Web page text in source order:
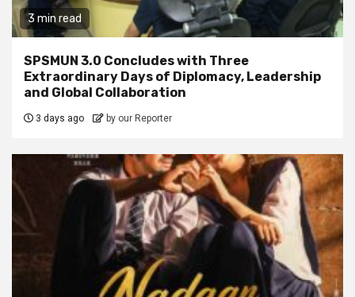
3 min read
SPSMUN 3.0 Concludes with Three
Extraordinary Days of Diplomacy, Leadership
and Global Collaboration
3 days ago by our Reporter